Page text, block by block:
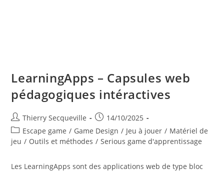
LearningApps – Capsules web
pédagogiques intéractives
Auteur/autrice
de
la
Thierry Secqueville
Publication
publiée :
14/10/2025
Post
category:
Escape game / Game Design / Jeu à jouer / Matériel de
jeu / Outils et méthodes / Serious game d'apprentissage
Les LearningApps sont des applications web de type bloc